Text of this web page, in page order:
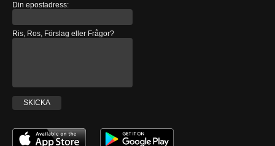
Din epostadress:
Ris, Ros, Förslag eller Frågor?
SKICKA